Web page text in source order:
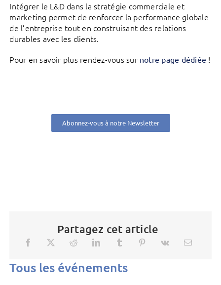
Intégrer le L&D dans la stratégie commerciale et
marketing permet de renforcer la performance globale
de l’entreprise tout en construisant des relations
durables avec les clients.
Pour en savoir plus rendez-vous sur notre page dédiée !
Abonnez-vous à notre Newsletter
Partagez cet article
Tous les événements